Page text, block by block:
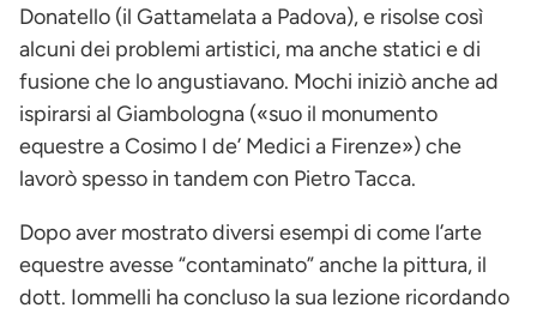
Donatello (il Gattamelata a Padova), e risolse così
alcuni dei problemi artistici, ma anche statici e di
fusione che lo angustiavano. Mochi iniziò anche ad
ispirarsi al Giambologna («suo il monumento
equestre a Cosimo I de’ Medici a Firenze») che
lavorò spesso in tandem con Pietro Tacca.
Dopo aver mostrato diversi esempi di come l’arte
equestre avesse “contaminato” anche la pittura, il
dott. Iommelli ha concluso la sua lezione ricordando